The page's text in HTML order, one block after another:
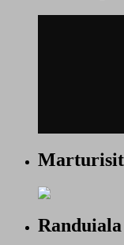
Randuiala